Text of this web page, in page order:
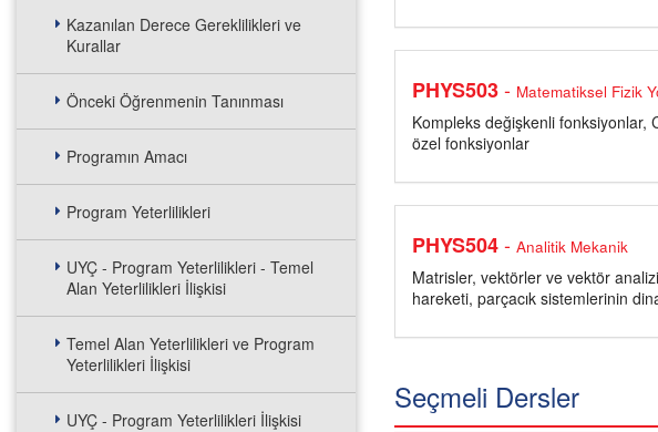
Kazanılan Derece Gereklilikleri ve
Kurallar
Önceki Öğrenmenin Tanınması
Programın Amacı
Program Yeterlilikleri
UYÇ - Program Yeterlilikleri - Temel
Alan Yeterlilikleri İlişkisi
Temel Alan Yeterlilikleri ve Program
Yeterlilikleri İlişkisi
UYÇ - Program Yeterlilikleri İlişkisi
PHYS503- Matematiksel Fizik
Kompleks değişkenli fonksiyonlar,
özel fonksiyonlar
PHYS504- Analitik Mekanik
Matrisler, vektörler ve vektör
hareketi, parçacık sistemlerinin
Seçmeli Dersler